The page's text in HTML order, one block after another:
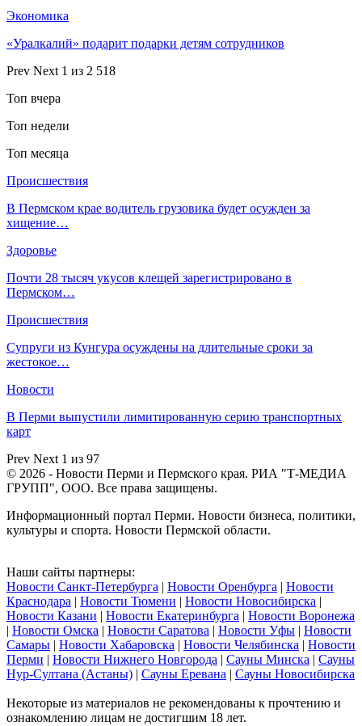
Экономика
«Уралкалий» подарит подарки детям сотрудников
Prev Next 1 из 2 518
Топ вчера
Топ недели
Топ месяца
Происшествия
В Пермском крае водитель грузовика будет осужден за
хищение…
Здоровье
Почти 28 тысяч укусов клещей зарегистрировано в
Пермском…
Происшествия
Супруги из Кунгура осуждены на длительные сроки за
жестокое…
Новости
В Перми выпустили лимитированную серию транспортных
карт
Prev Next 1 из 97
© 2026 - Новости Перми и Пермского края. РИА "Т-МЕДИА
ГРУПП", ООО. Все права защищены.
Информационный портал Перми. Новости бизнеса, политики,
культуры и спорта. Новости Пермской области.
Наши сайты партнеры:
Новости Санкт-Петербурга | Новости Оренбурга | Новости
Краснодара | Новости Тюмени | Новости Новосибирска |
Новости Казани | Новости Екатеринбурга | Новости Воронежа
| Новости Омска | Новости Саратова | Новости Уфы | Новости
Самары | Новости Хабаровска | Новости Челябинска | Новости
Перми | Новости Нижнего Новгорода | Сауны Минска | Сауны
Нур-Султана (Астаны) | Сауны Еревана | Сауны Новосибирска
Некоторые из материалов не рекомендованы к прочтению и
ознакомлению лицам не достигшим 18 лет.